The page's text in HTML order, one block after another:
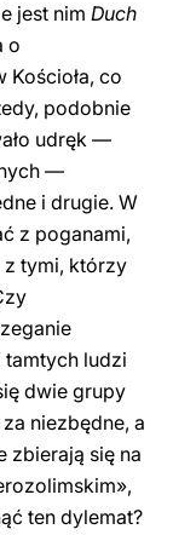
jest nim Duch
o
co
podobnie
udręk —
—
i drugie. W
z poganami,
z tymi, którzy
ludzi
dwie grupy
niezbędne, a
zbierają się na
ten dylemat?